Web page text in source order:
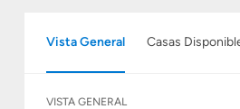
Vista General Casas
VISTA GENERAL